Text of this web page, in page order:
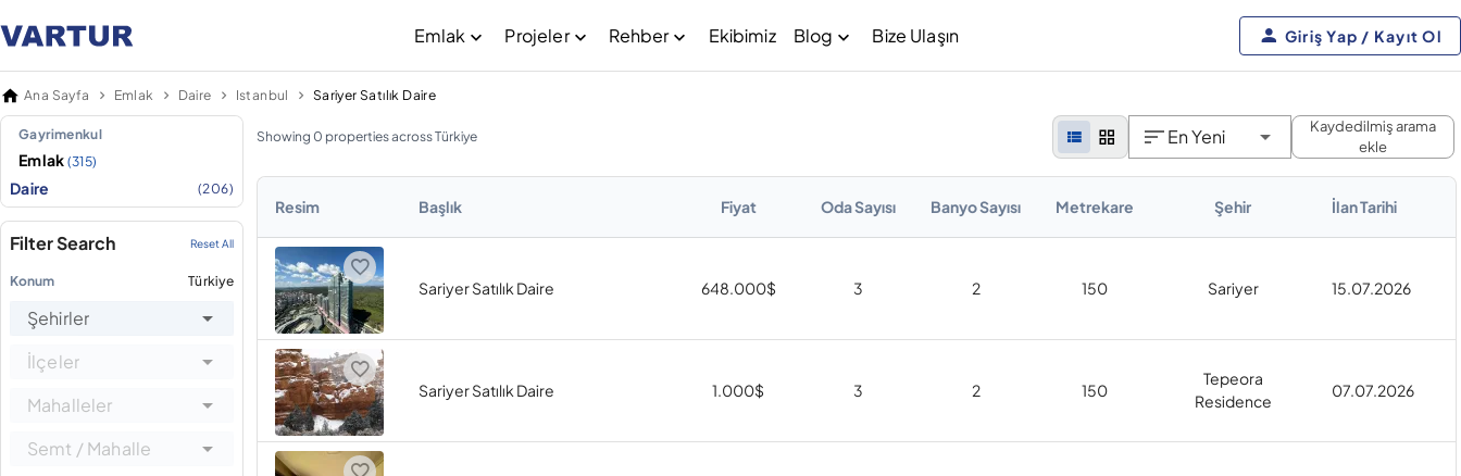
Emlak Projeler Rehber Ekibimiz Blog Bize Ulaşın Giriş Yap / Kayıt Ol
Ana Sayfa Emlak Daire Istanbul Sariyer Satılık Daire
Gayrimenkul
Emlak (315)
Daire (206)
Filter Search Reset All
Konum Türkiye
Şehirler
İlçeler
Mahalleler
Semt / Mahalle
Showing 0 properties across Türkiye En Yeni
Kaydedilmiş arama
ekle
Resim Başlık Fiyat Oda Sayısı Banyo Sayısı Metrekare Şehir İlan Tarihi
Sariyer Satılık Daire 648.000$ 3 2 150 Sariyer 15.07.2026
Sariyer Satılık Daire 1.000$ 3 2 150
Tepeora
Residence
07.07.2026